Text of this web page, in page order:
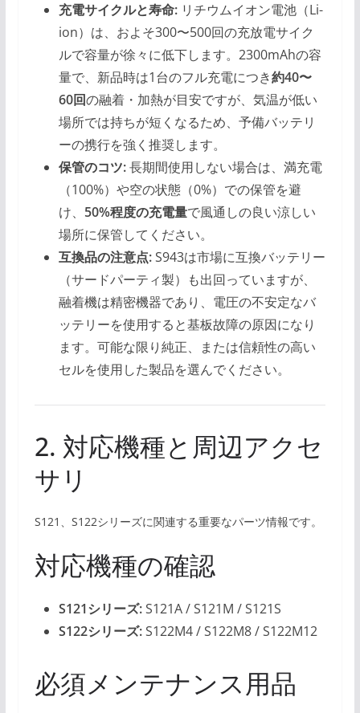
充電サイクルと寿命:リチウムイオン電池（Li-
ion）は、およそ300〜500回の充放電サイク
ルで容量が徐々に低下します。2300mAhの容
量で、新品時は1台のフル充電につき約40〜
60回の融着・加熱が目安ですが、気温が低い
場所では持ちが短くなるため、予備バッテリ
ーの携行を強く推奨します。
保管のコツ:長期間使用しない場合は、満充電
（100%）や空の状態（0%）での保管を避
け、 50%程度の充電量で風通しの良い涼しい
場所に保管してください。
互換品の注意点:S943は市場に互換バッテリー
（サードパーティ製）も出回っていますが、
融着機は精密機器であり、電圧の不安定なバ
ッテリーを使用すると基板故障の原因になり
ます。可能な限り純正、または信頼性の高い
セルを使用した製品を選んでください。
2. 対応機種と周辺アクセ
サリ
S121、S122シリーズに関連する重要なパーツ情報です。
対応機種の確認
S121シリーズ:S121A / S121M / S121S
S122シリーズ:S122M4 / S122M8 / S122M12
必須メンテナンス用品